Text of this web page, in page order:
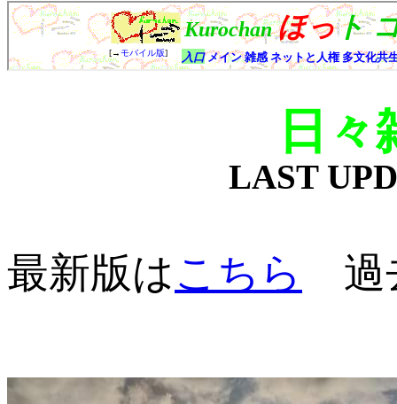
日々
LAST
最新版はこちら 過